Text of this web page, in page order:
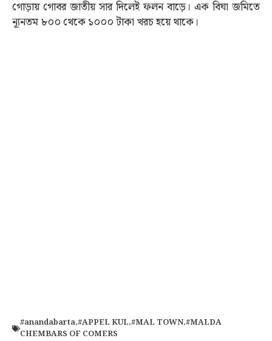
গোড়ায় গোবর জাতীয় সার দিলেই ফলন বাড়ে। এক বিঘা জমিতে
ন্যূনতম ৮০০ থেকে ১০০০ টাকা খরচ হয়ে থাকে।
#anandabarta,#APPEL KUL,#MAL TOWN,#MALDA
CHEMBARS OF COMERS